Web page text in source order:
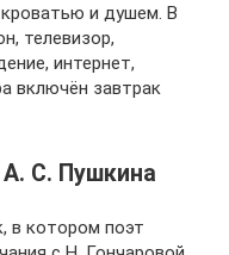
и душем. В
телевизор,
интернет,
включён завтрак
С. Пушкина
в котором поэт